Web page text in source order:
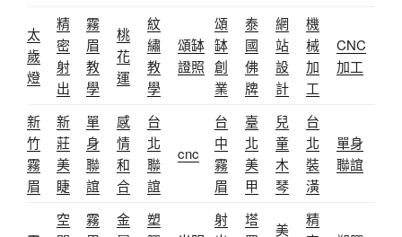
太
歲
燈
精
密
射
出
霧
眉
教
學
桃
花
運
紋
繡
教
學
頌缽
證照
頌
缽
創
業
泰
國
佛
牌
網
站
設
計
機
械
加
工
CNC
加工
新
竹
霧
眉
新
莊
美
睫
單
身
聯
誼
感
情
和
合
台
北
聯
誼
cnc
台
中
霧
眉
臺
北
美
甲
兒
童
木
琴
台
北
裝
潢
單身
聯誼
空
霧
金
塑
射
塔
美
精